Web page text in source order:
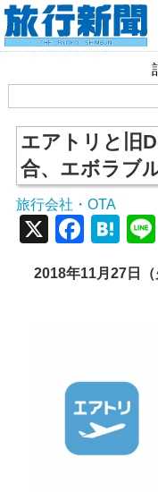
エアトリと旧
合、エボラブ
旅行会社・OTA
X
2018年11月27日